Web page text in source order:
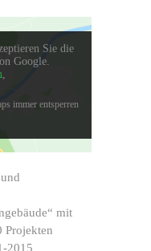
Sie die
Google.
immer entsperren
mit
Projekten
2015